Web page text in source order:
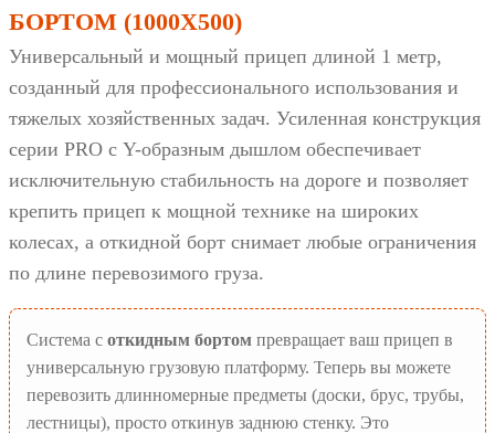
БОРТОМ (1000Х500)
Универсальный и мощный прицеп длиной 1 метр,
созданный для профессионального использования и
тяжелых хозяйственных задач. Усиленная конструкция
серии PRO с Y-образным дышлом обеспечивает
исключительную стабильность на дороге и позволяет
крепить прицеп к мощной технике на широких
колесах, а откидной борт снимает любые ограничения
по длине перевозимого груза.
Система с откидным бортом превращает ваш прицеп в
универсальную грузовую платформу. Теперь вы можете
перевозить длинномерные предметы (доски, брус, трубы,
лестницы), просто откинув заднюю стенку. Это